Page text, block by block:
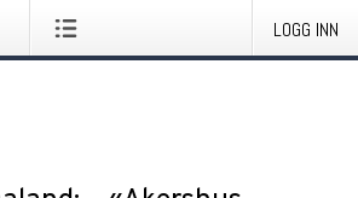
LOGG INN